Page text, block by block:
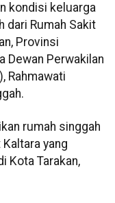
kondisi keluarga
dari Rumah Sakit
Provinsi
Dewan Perwakilan
Rahmawati
rumah singgah
yang
Kota Tarakan,